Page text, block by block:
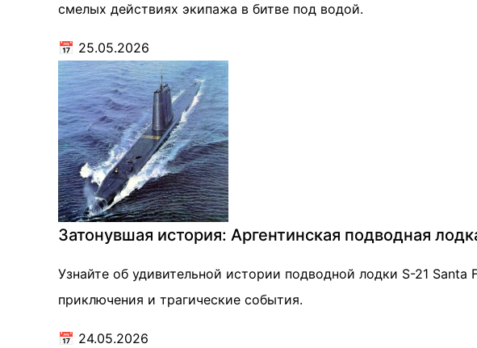
смелых действиях экипажа в битве под водой.
📅 25.05.2026
Затонувшая история: Аргентинская подводная
Узнайте об удивительной истории подводной лодки S-21
приключения и трагические события.
📅 24.05.2026